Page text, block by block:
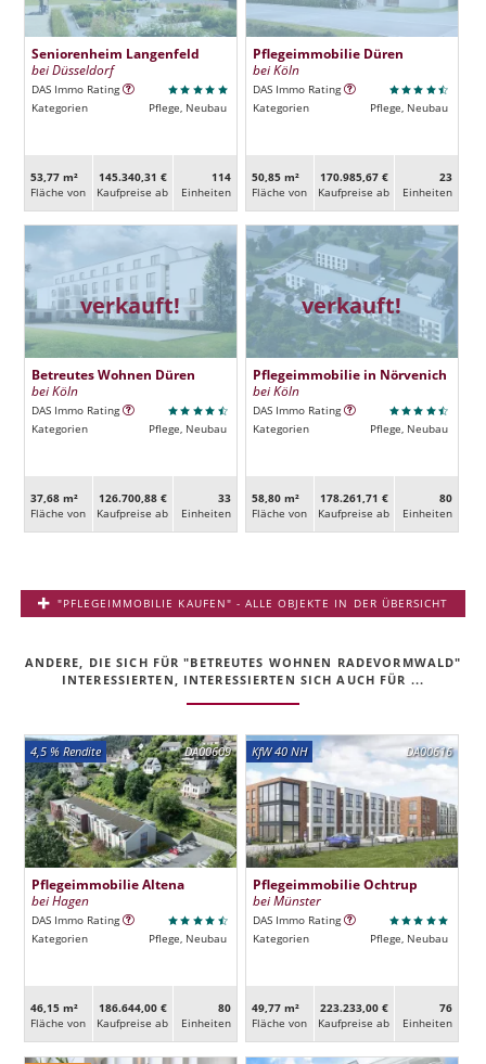
Seniorenheim Langenfeld
bei Düsseldorf
DAS Immo Rating
Kategorien
Pflege, Neubau
53,77 m²
Fläche von
145.340,31 €
Kaufpreise ab
114
Ein­heiten
Pflegeimmobilie Düren
bei Köln
DAS Immo Rating
Kategorien
Pflege, Neubau
50,85 m²
Fläche von
170.985,67 €
Kaufpreise ab
23
Ein­heiten
verkauft!
Betreutes Wohnen Düren
bei Köln
DAS Immo Rating
Kategorien
Pflege, Neubau
37,68 m²
Fläche von
126.700,88 €
Kaufpreise ab
33
Ein­heiten
verkauft!
Pflegeimmobilie in Nörvenich
bei Köln
DAS Immo Rating
Kategorien
Pflege, Neubau
58,80 m²
Fläche von
178.261,71 €
Kaufpreise ab
80
Ein­heiten
"PFLEGEIMMOBILIE KAUFEN" - ALLE OBJEKTE IN DER ÜBERSICHT
ANDERE, DIE SICH FÜR "BETREUTES WOHNEN RADEVORMWALD"
INTERESSIERTEN, INTERESSIERTEN SICH AUCH FÜR ...
DA00609
4,5 % Rendite
Pflegeimmobilie Altena
bei Hagen
DAS Immo Rating
Kategorien
Pflege, Neubau
46,15 m²
Fläche von
186.644,00 €
Kaufpreise ab
80
Ein­heiten
DA00616
KfW 40 NH
Pflegeimmobilie Ochtrup
bei Münster
DAS Immo Rating
Kategorien
Pflege, Neubau
49,77 m²
Fläche von
223.233,00 €
Kaufpreise ab
76
Ein­heiten